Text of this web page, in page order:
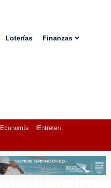
Loterías Finanzas
Economía Entretenimiento